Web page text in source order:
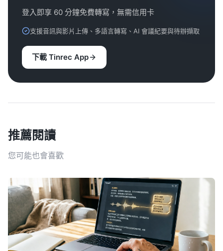
登入即享 60 分鐘免費轉寫，無需信用卡
支援音訊與影片上傳、多語言轉寫、AI 會議紀要與待辦擷取
下載 Tinrec App
推薦閱讀
您可能也會喜歡